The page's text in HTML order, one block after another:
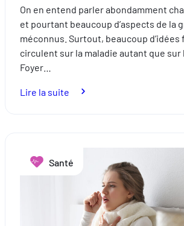
On en entend parler abondamment
et pourtant beaucoup d’aspects de la
méconnus. Surtout, beaucoup d’idées
circulent sur la maladie autant que sur
Foyer…
Lire la suite
savoir
sur
grippe :
Santé